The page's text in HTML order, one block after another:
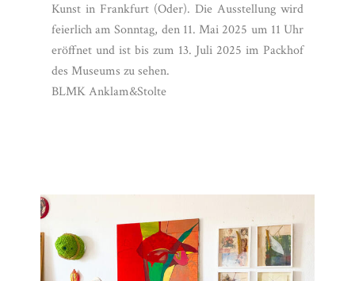
Kunst in Frankfurt (Oder). Die Ausstellung wird
feierlich am Sonntag, den 11. Mai 2025 um 11 Uhr
eröffnet und ist bis zum 13. Juli 2025 im Packhof
des Museums zu sehen.
BLMK Anklam&Stolte